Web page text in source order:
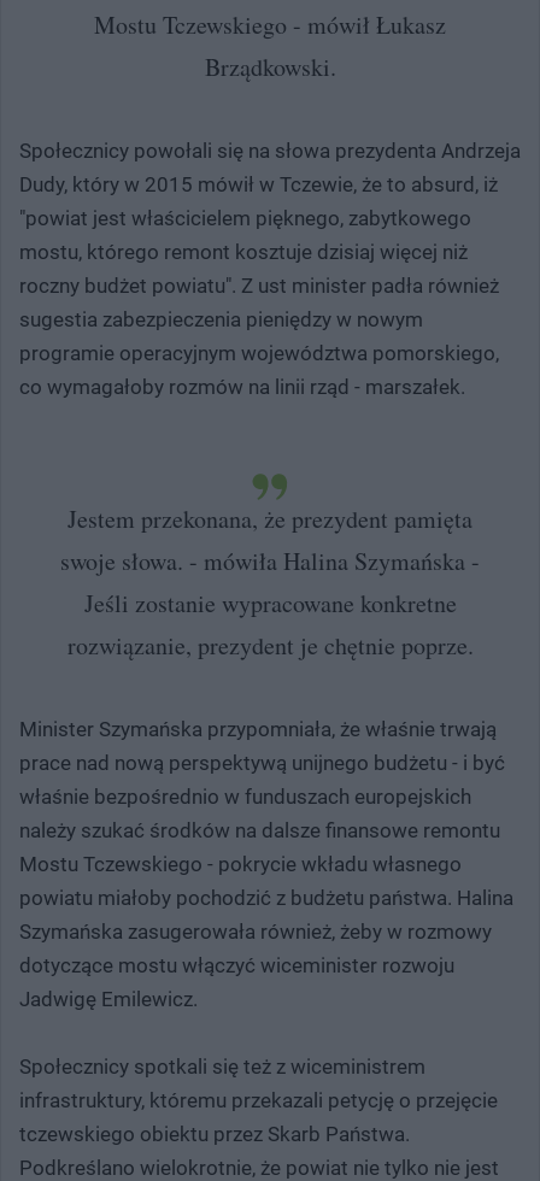
Mostu Tczewskiego - mówił Łukasz
Brządkowski.
Społecznicy powołali się na słowa prezydenta Andrzeja
Dudy, który w 2015 mówił w Tczewie, że to absurd, iż
"powiat jest właścicielem pięknego, zabytkowego
mostu, którego remont kosztuje dzisiaj więcej niż
roczny budżet powiatu". Z ust minister padła również
sugestia zabezpieczenia pieniędzy w nowym
programie operacyjnym województwa pomorskiego,
co wymagałoby rozmów na linii rząd - marszałek.
Jestem przekonana, że prezydent pamięta
swoje słowa. - mówiła Halina Szymańska -
Jeśli zostanie wypracowane konkretne
rozwiązanie, prezydent je chętnie poprze.
Minister Szymańska przypomniała, że właśnie trwają
prace nad nową perspektywą unijnego budżetu - i być
właśnie bezpośrednio w funduszach europejskich
należy szukać środków na dalsze finansowe remontu
Mostu Tczewskiego - pokrycie wkładu własnego
powiatu miałoby pochodzić z budżetu państwa. Halina
Szymańska zasugerowała również, żeby w rozmowy
dotyczące mostu włączyć wiceminister rozwoju
Jadwigę Emilewicz.
Społecznicy spotkali się też z wiceministrem
infrastruktury, któremu przekazali petycję o przejęcie
tczewskiego obiektu przez Skarb Państwa.
Podkreślano wielokrotnie, że powiat nie tylko nie jest